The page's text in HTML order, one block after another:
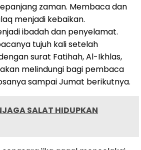
zaman. Membaca dan
menjadi kebaikan.
ibadah dan penyelamat.
tujuh kali setelah
surat Fatihah, Al-Ikhlas,
melindungi bagi pembaca
sampai Jumat berikutnya.
SALAT HIDUPKAN